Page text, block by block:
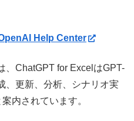
Help Center
、ChatGPT for ExcelはGPT-
、更新、分析、シナリオ実
内されています。